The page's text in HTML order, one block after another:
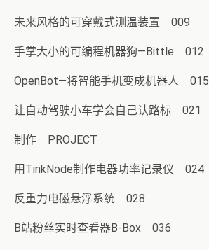
未来风格的可穿戴式测温装置 009
手掌大小的可编程机器狗—Bittle 012
OpenBot—将智能手机变成机器人 015
让自动驾驶小车学会自己认路标 021
制作 PROJECT
用TinkNode制作电器功率记录仪 024
反重力电磁悬浮系统 028
B站粉丝实时查看器B-Box 036